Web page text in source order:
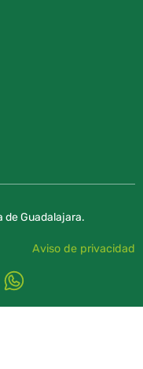
Guadalajara.
Aviso de privacidad